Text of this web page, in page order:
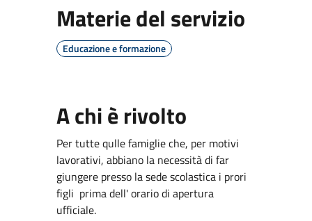
Materie del servizio
Educazione e formazione
A chi è rivolto
Per tutte qulle famiglie che, per motivi
lavorativi, abbiano la necessità di far
giungere presso la sede scolastica i prori
figli prima dell' orario di apertura
ufficiale.